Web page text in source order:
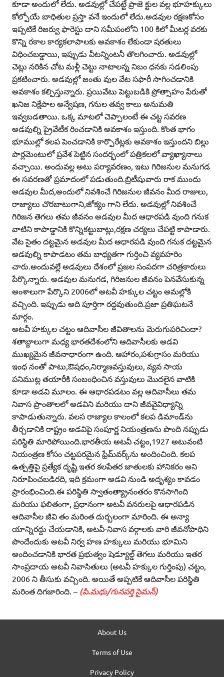
కూడా అందులో లేదు. అడవుల్లో చేపట్టే ప్రాజె క్టుల వల్ల భూహక్కులు
కోల్పోయే బాధితుల ప్రస్తా వనే ఇందులో లేదు.అడవుల రక్షణకోసం
ఇప్పటికే రిజర్వు ఫారెస్టు దాని సమీపంలోని 100 కిలో మీటర్ల వరకు
కొన్ని రకాల కార్యకలాపాలకు అవకాశం లేకుండా షరతులు
విధించబడ్డాయి, ఇప్పుడు వీటన్నింటనీ తొలగించారు. అడవుల్లో
చెట్లు నరికిన చోట మళ్లీ చెట్టు నాటాలన్న నిబం ధనకు సడలింపు
ప్రకటించారు. అడవుల్లో జంతు వుల వేట సఫారీ సాగించడానికి
అవకాశం కల్పిస్తున్నారు. ప్రయివేటు పెట్టుబడికి ప్రోత్సాహం పేరుతో
ఖనిజ నిక్షేపాల అన్వేషణ, గనుల తవ్వ కాలు అనుమతి
ఇవ్వబడతాయి. ఒక్క మాటలో చెప్పాలంటే ఈ చట్ట సవరణ
అడవుల్ని ప్రైవేటీక రించడానికి అవకాశం ఇస్తుంది. కొంత భాగం
భూముల్లో కలప పెంచడానికి కార్పొరేట్లకు అవకాశం ఇస్తుందని బిల్లు
పార్లమెంటులో ప్రవేశ పెట్టిన సందర్భంలో పత్రికలలో వ్యాఖ్యానాలు
వచ్చాయి. అందువల్ల అటు పర్యావరణం, ఇటు గిరిజనుల మనుగడ
ఈ సవరణతో ప్రమాదంలో పడుతుంది.బ్రిటీషువారు రాక ముందు
అడవుల మీద,అందులో నివశించే గిరిజనుల జీవనం మీద రాజులు,
రాజ్యాలు చొరబాటుగాని,జోక్యం గాని లేదు. అడవుల్లో నివశించే
గిరిజన తెగలు తమ జీవనం అడవుల మీద ఆధారపడి వుంది గనుక
వాటిని కాపాడ్డానికి కొన్నికట్టుబాట్లు,రక్షణ చర్యలు చేపట్టి కాపాడారు.
వేట సైతం దట్టమైన అడవుల మీద ఆధారపడి వుంది గనుక దట్టమైన
అడవుల్ని కాపాడటం తమ బాధ్యతగా గుర్తించి వ్యవహరిం
చారు.అందువల్లే అడవులు దేశంలో ప్రజల సంపదగా చరిత్రకారులు
పేర్కొన్నారు. అడవుల మనుగడ, గిరిజనుల జీవనం పెనవేసుకున్న
అంశాలుగా పేర్కొని 2006లో అటవీ హక్కుల చట్టం అమల్లోకి
వచ్చింది. ఇప్పుడు అది పూర్తిగా రద్దవుతుంది.ప్రజా ప్రతిఘటనే
మార్గం.
అటవీ హక్కుల చట్టం ఆదివాసీల జీవితాలను మెరుగుపరిచిందా?
శతాబ్దాలుగా మధ్య భారతదేశంలోని ఆదివాసీలకు అడవి
ముఖ్యమైన జీవనాధారంగా ఉంది. ఆహారం,పశుగ్రాసం మరియు
ఇంధ నంతో పాటు,ఔషధం,నిర్మాణవస్తువులు, వ్యవ సాయ
పనిముట్ల తయారీకి సంబంధించిన వస్తువులు మొదలైన వాటికి
కూడా అడవి మూలం. ఈ ఆధారపడటం వల్ల ఆదివాసీలు తమ
నివాస ప్రాంతాలలో అడవిని మరియు దాని జీవవైవిధ్యాన్ని
కాపాడుతున్నారు. వలస రాజ్యాల కాలంలో కలప డిమాండ్‌ను
తీర్చడానికి రాష్ట్రం అడవిపై సంపూర్ణ నియంత్రణను పొంది నప్పుడు
పరిస్థితి మారిపోయింది.భారతీయ అటవీ చట్టం,1927 అటువంటి
నియంత్రణ కోసం చట్టపరమైన ఫ్రేమ్‌వర్క్‌ను అందించింది. కలప
ఉత్పత్తిపై ప్రత్యేక దృష్టి ఇతర కలపేతర జాతులకు హానికరం అని
నిరూపించబడిరది, ఇది క్రమంగా అడవి నుండి అదృశ్యం కావడం
ప్రారంభించింది.ఈ పరిస్థితి స్వాతంత్య్రానంతరం కొనసాగింది
మరియు ఫలితంగా, ప్రధానంగా అటవీ వనరులపై ఆధారపడిన
ఆదివాసీల జీవి తం మరింత దుర్బలంగా మారింది. ఈ అన్యా
యాన్నిరద్దు చేయడానికి, అటవీ-నివాస వర్గాలకు వారి జీవనోపాధిని
పొందేందుకు అటవీ నిర్వ హణ హక్కులు మరియు భూమిని
అందించడానికి భారత ప్రభుత్వం షెడ్యూల్డ్‌ తెగలు మరియు ఇతర
సాంప్రదాయ అటవీ నివాసితులు (అటవీ హక్కుల గుర్తింపు) చట్టం,
2006 ని తీసుకు వచ్చింది. అయితే అప్పటికే ఆదివాసీల పరిస్థితి
మరింత దిగజారింది. – (పి.మధు/గునపర్తి సైమన్‌)
About Us
Terms of Use
Privacy Policy